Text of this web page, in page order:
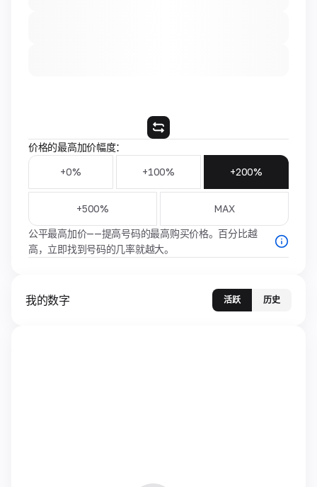
价格的最高加价幅度：
+0% +100% +200%
+500% MAX
公平最高加价——提高号码的最高购买价格。百分比越
高，立即找到号码的几率就越大。
我的数字 活跃 历史